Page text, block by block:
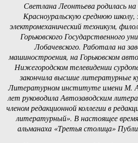
Светлана Леонтьева родилась на
Красноуральскую среднюю школу,
электромеханический техникум,
Горьковского Государственного
Лобачевского. Работала на
машиностроения, на Горьковском
Нижегородском телевидении
закончила высшие литературные
Литературном институте имени М. А.
лет руководила Автозаводским
членом редакционной коллегии в
литературный». В настоящее
альманаха «Третья столица»